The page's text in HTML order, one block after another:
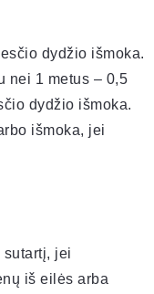
dydžio išmoka.
nei 1 metus – 0,5
dydžio išmoka.
išmoka, jei
sutartį, jei
iš eilės arba